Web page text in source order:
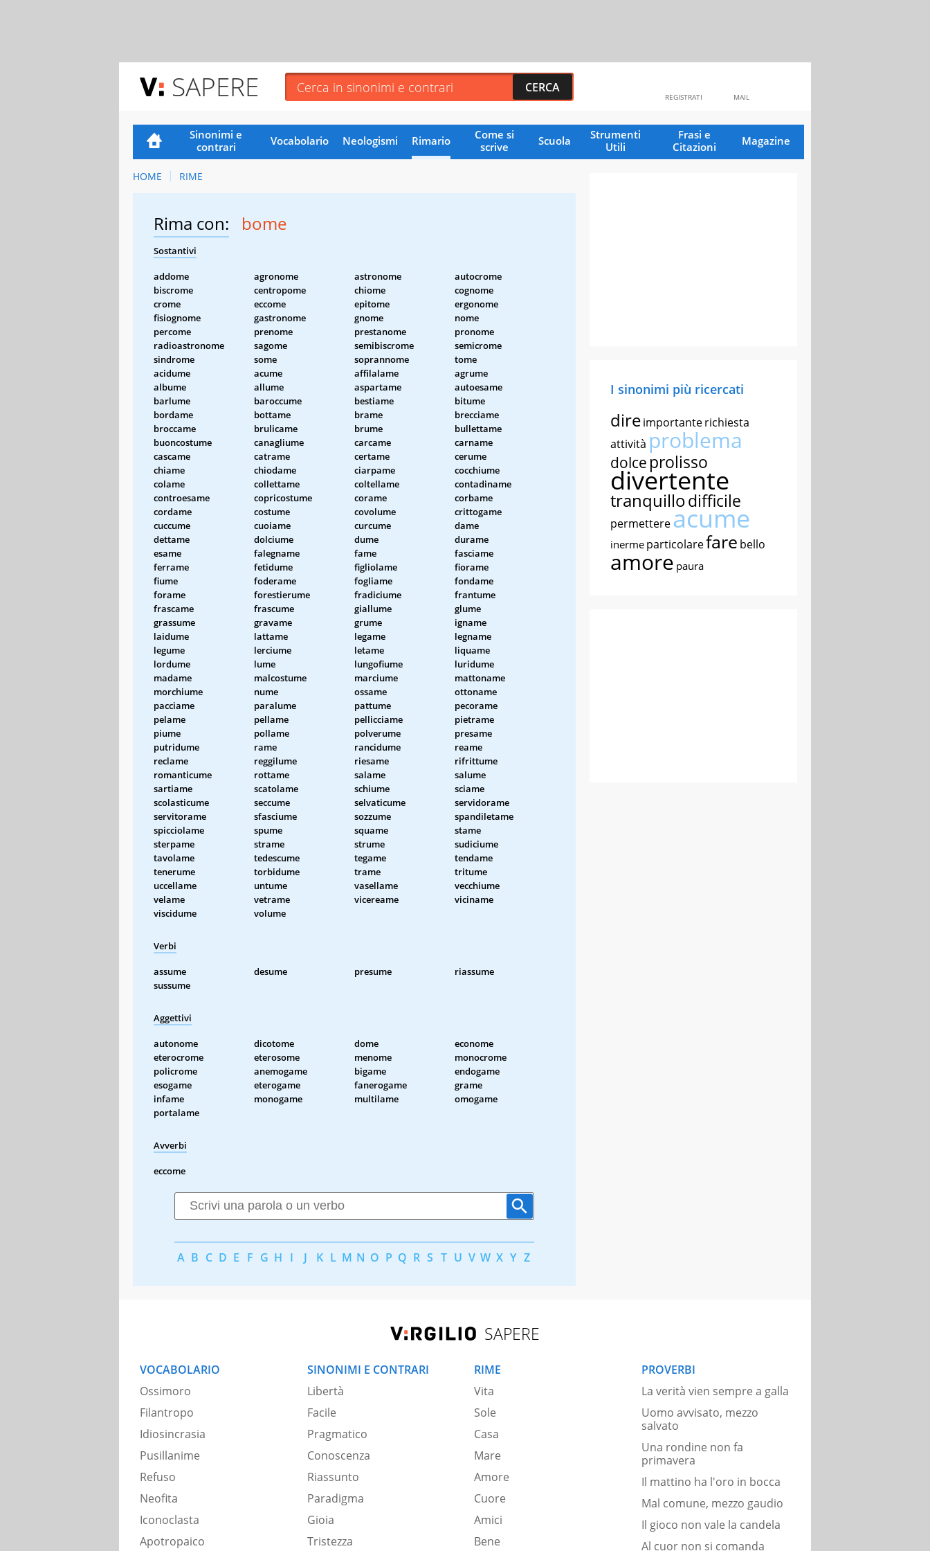
SAPERE MAIL
REGISTRATI
Sinonimi e
contrari
Vocabolario Neologismi Rimario
Come si
scrive
Scuola
Strumenti
Utili
Frasi e
Citazioni
Magazine
HOME RIME
Rima con: bome
Sostantivi
addome agronome astronome
autocrome
biscrome
centropome chiome
cognome
crome
eccome epitome
ergonome
fisiognome
gastronome gnome
nome
percome
prenome prestanome
pronome
radioastronome
sagome semibiscrome
semicrome
sindrome
some soprannome
tome
acidume
acume affilalame
agrume
albume
allume aspartame
autoesame
barlume
baroccume bestiame
bitume
bordame
bottame brame
brecciame
broccame
brulicame brume
bullettame
buoncostume
canagliume carcame
carname
cascame
catrame certame
cerume
chiame
chiodame ciarpame
cocchiume
colame
collettame coltellame
contadiname
controesame
copricostume corame
corbame
cordame
costume covolume
crittogame
cuccume
cuoiame curcume
dame
dettame
dolciume dume
durame
esame
falegname fame
fasciame
ferrame
fetidume figliolame
fiorame
fiume
foderame fogliame
fondame
forame
forestierume fradiciume
frantume
frascame
frascume giallume
glume
grassume
gravame grume
igname
laidume
lattame legame
legname
legume
lerciume letame
liquame
lordume
lume lungofiume
luridume
madame
malcostume marciume
mattoname
morchiume
nume ossame
ottoname
pacciame
paralume pattume
pecorame
pelame
pellame pellicciame
pietrame
piume
pollame polverume
presame
putridume
rame rancidume
reame
reclame
reggilume riesame
rifrittume
romanticume
rottame salame
salume
sartiame
scatolame schiume
sciame
scolasticume
seccume selvaticume
servidorame
servitorame
sfasciume sozzume
spandiletame
spicciolame
spume squame
stame
sterpame
strame strume
sudiciume
tavolame
tedescume tegame
tendame
tenerume
torbidume trame
tritume
uccellame
untume vasellame
vecchiume
velame
vetrame vicereame
viciname
viscidume
volume
Verbi
assume desume presume
riassume
sussume
Aggettivi
autonome dicotome dome
econome
eterocrome
eterosome menome
monocrome
policrome
anemogame bigame
endogame
esogame
eterogame fanerogame
grame
infame
monogame multilame
omogame
portalame
Avverbi
eccome
A B C D E F G H I J K L M N O P Q R S T U V W X Y Z
I sinonimi più ricercati
direimportanterichiesta
attività problema
dolce prolisso
divertente
tranquillodifficile
permettereacume
inerme particolarefare bello
amore paura
SAPERE
VOCABOLARIO
Ossimoro
Filantropo
Idiosincrasia
Pusillanime
Refuso
Neofita
Iconoclasta
Apotropaico
SINONIMI E CONTRARI
Libertà
Facile
Pragmatico
Conoscenza
Riassunto
Paradigma
Gioia
Tristezza
RIME
Vita
Sole
Casa
Mare
Amore
Cuore
Amici
Bene
PROVERBI
La verità vien sempre a galla
Uomo avvisato, mezzo
salvato
Una rondine non fa
primavera
Il mattino ha l'oro in bocca
Mal comune, mezzo gaudio
Il gioco non vale la candela
Al cuor non si comanda